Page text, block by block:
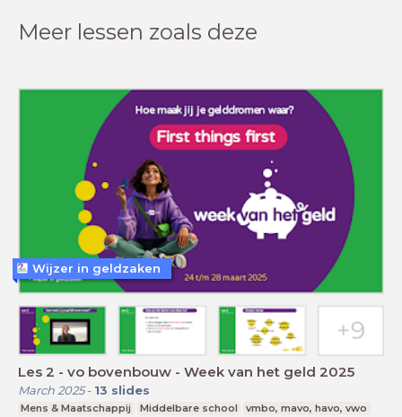
Meer lessen zoals deze
Les 2 - vo bovenbouw - Week van het geld 2025
March 2025- 13 slides
Mens & Maatschappij Middelbare school
vmbo, mavo, havo, vwo
Wijzer in geldzaken